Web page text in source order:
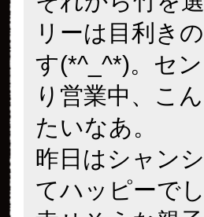
2017年 10月
ぱんだうじさ
(@@
雨の中ありが
りーくんのく
嬉しいですね